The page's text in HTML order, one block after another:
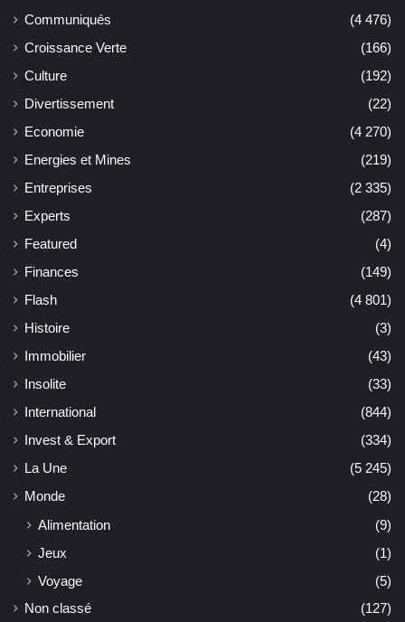
Communiqués
(4 476)
Croissance Verte
(166)
Culture
(192)
Divertissement
(22)
Economie
(4 270)
Energies et Mines
(219)
Entreprises
(2 335)
Experts
(287)
Featured
(4)
Finances
(149)
Flash
(4 801)
Histoire
(3)
Immobilier
(43)
Insolite
(33)
International
(844)
Invest & Export
(334)
La Une
(5 245)
Monde
(28)
Alimentation
(9)
Jeux
(1)
Voyage
(5)
Non classé
(127)